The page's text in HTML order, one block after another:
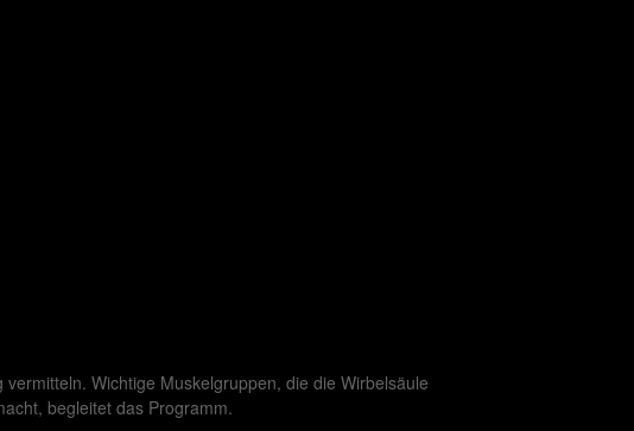
Wichtige Muskelgruppen, die die Wirbelsäule
begleitet das Programm.